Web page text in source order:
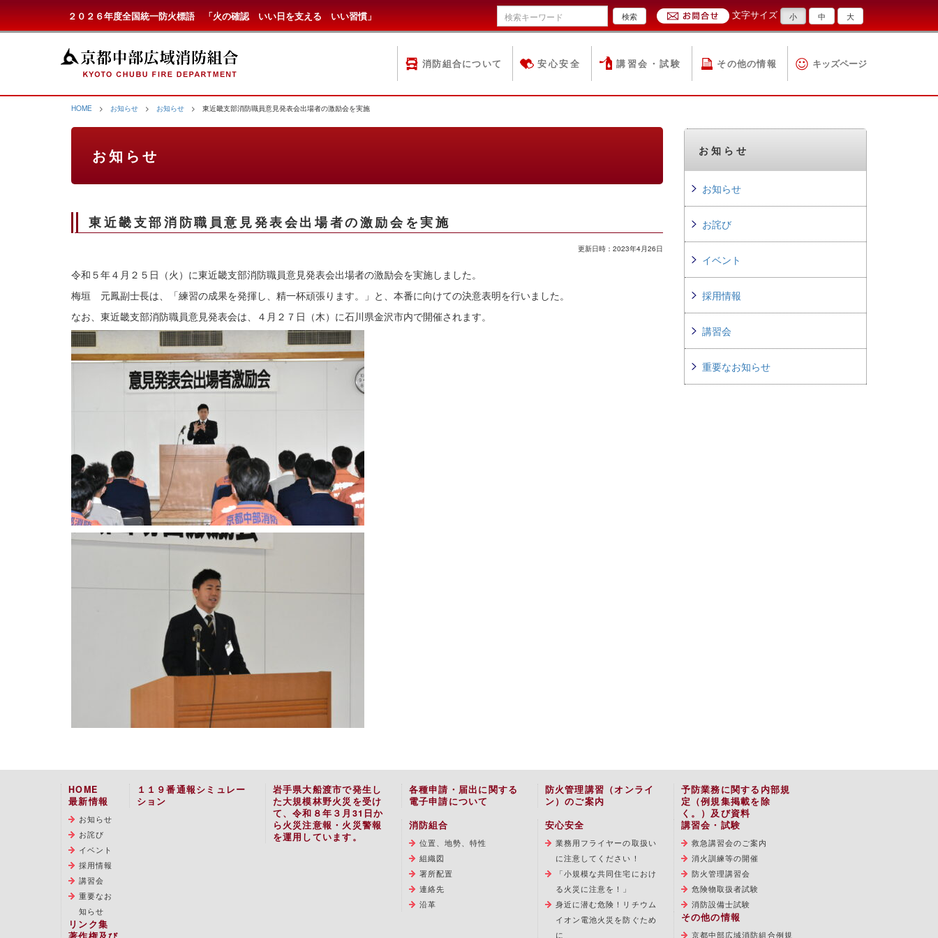
２０２６年度全国統一防火標語 「火の確認 いい日を支える いい習慣」 文字サイズ 小 中 大
検索
消防組合について 安心安全 講習会・試験 その他の情報 キッズページ
HOME > お知らせ > お知らせ > 東近畿支部消防職員意見発表会出場者の激励会を実施
お知らせ
東近畿支部消防職員意見発表会出場者の激励会を実施
更新日時：2023年4月26日
令和５年４月２５日（火）に東近畿支部消防職員意見発表会出場者の激励会を実施しました。
梅垣 元鳳副士長は、「練習の成果を発揮し、精一杯頑張ります。」と、本番に向けての決意表明を行いました。
なお、東近畿支部消防職員意見発表会は、４月２７日（木）に石川県金沢市内で開催されます。
お知らせ
お知らせ
お詫び
イベント
採用情報
講習会
重要なお知らせ
HOME
最新情報
お知らせ
お詫び
イベント
採用情報
講習会
重要なお
知らせ
リンク集
１１９番通報シミュレー
ション
岩手県大船渡市で発生し
た大規模林野火災を受け
て、令和８年３月31日か
ら火災注意報・火災警報
を運用しています。
各種申請・届出に関する
電子申請について
防火管理講習（オンライ
ン）のご案内
予防業務に関する内部規
定（例規集掲載を除
く。）及び資料
消防組合
位置、地勢、特性
組織図
署所配置
連絡先
沿革
安心安全
業務用フライヤーの取扱い
に注意してください！
「小規模な共同住宅におけ
る火災に注意を！」
身近に潜む危険！リチウム
イオン電池火災を防ぐため
に
講習会・試験
救急講習会のご案内
消火訓練等の開催
防火管理講習会
危険物取扱者試験
消防設備士試験
その他の情報
京都中部広域消防組合例規